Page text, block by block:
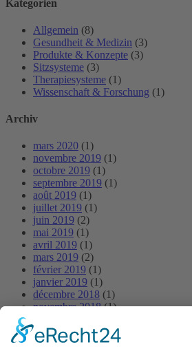
Kategorien
Allgemein (8)
Gesundheit & Medizin (3)
Produkte & Konzepte (3)
Sitzsysteme (3)
Therapiesysteme (1)
Wissenschaft & Forschung (1)
Archiv
mars 2020 (1)
novembre 2019 (1)
octobre 2019 (1)
septembre 2019 (1)
août 2019 (1)
juillet 2019 (1)
juin 2019 (2)
mai 2019 (1)
avril 2019 (1)
mars 2019 (2)
février 2019 (1)
janvier 2019 (1)
décembre 2018 (1)
novembre 2018(1)
septembre 2018(1)
août 2018(1)